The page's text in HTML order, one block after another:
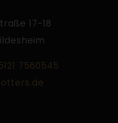
17-18
7560545